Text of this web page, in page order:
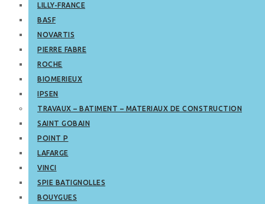
LILLY-FRANCE
BASF
NOVARTIS
PIERRE FABRE
ROCHE
BIOMERIEUX
IPSEN
TRAVAUX – BATIMENT – MATERIAUX DE CONSTRUCTION
SAINT GOBAIN
POINT P
LAFARGE
VINCI
SPIE BATIGNOLLES
BOUYGUES